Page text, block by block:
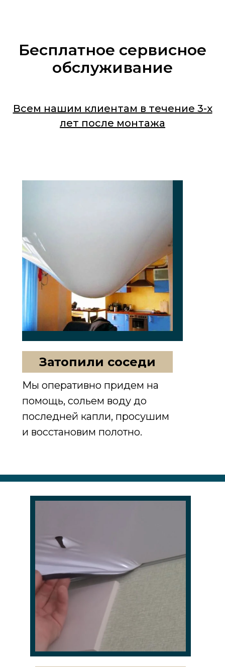
Бесплатное сервисное
обслуживание
Всем нашим клиентам в течение 3-х
лет после монтажа
Затопили соседи
Мы оперативно придем на
помощь, сольем воду до
последней капли, просушим
и восстановим полотно.
Пыльно / Шумно / Долго
Практически всегда натяжной
установки натяжного потолка в
много пыли, которая попадет на
обои, мебель, пол и залетит во все
щели. Поэтому мы рекомендуем
обратить внимание какими
инструментами вам будут
устанавливать натяжной потолок и
выбирать мастеров со
специализированным
оборудованием, которое